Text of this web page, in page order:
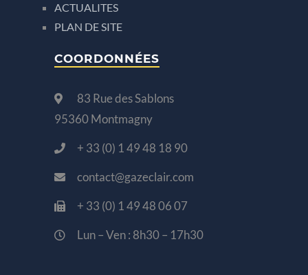
ACTUALITES
PLAN DE SITE
COORDONNÉES
83 Rue des Sablons
95360 Montmagny
+ 33 (0) 1 49 48 18 90
contact@gazeclair.com
+ 33 (0) 1 49 48 06 07
Lun – Ven : 8h30 – 17h30